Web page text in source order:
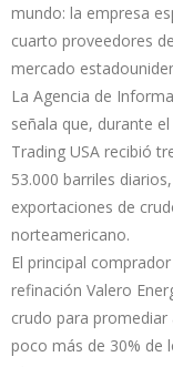
mundo: la empresa
cuarto proveedores
mercado
La Agencia de
señala que, durante
Trading USA recibió
53.000 barriles
exportaciones de
norteamericano.
El principal
refinación Valero
crudo para promediar
poco más de 30% de